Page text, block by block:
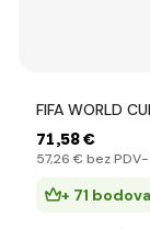
FIFA WORLD
71,58 €
57,26 € bez
+ 71 bodova